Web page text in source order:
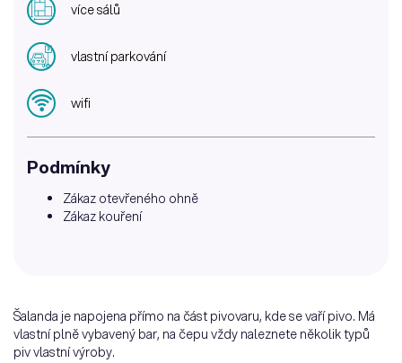
více sálů
vlastní parkování
wifi
Podmínky
Zákaz otevřeného ohně
Zákaz kouření
Šalanda je napojena přímo na část pivovaru, kde se vaří pivo. Má
vlastní plně vybavený bar, na čepu vždy naleznete několik typů
piv vlastní výroby.